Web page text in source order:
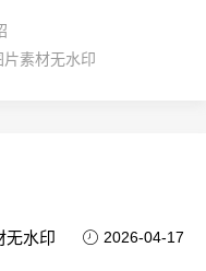
素材无水印
无水印 2026-04-17